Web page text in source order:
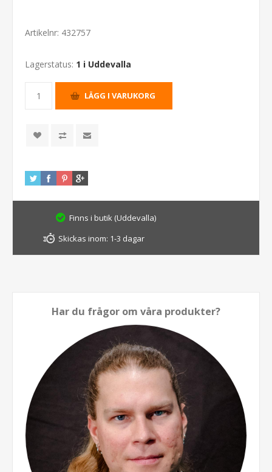
Artikelnr: 432757
Lagerstatus: 1 i Uddevalla
Finns i butik (Uddevalla)
Skickas inom: 1-3 dagar
Har du frågor om våra produkter?